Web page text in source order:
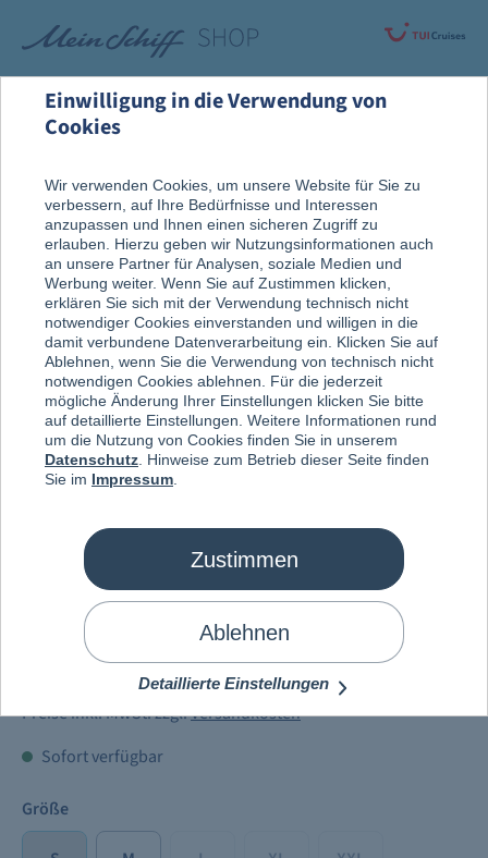
Rund um die Kreuzfahrt
Vor der Reise
Reise, Ausflug & An Bord
Mein Schiff®Herren Sweatjacke
dunkelblau
Preise inkl. MwSt. zzgl.Versandkosten
Sofort verfügbar
Größe
Einwilligung in die Verwendung von
Cookies
Wir verwenden Cookies, um unsere Website für Sie zu
verbessern, auf Ihre Bedürfnisse und Interessen
anzupassen und Ihnen einen sicheren Zugriff zu
erlauben. Hierzu geben wir Nutzungsinformationen auch
an unsere Partner für Analysen, soziale Medien und
Werbung weiter. Wenn Sie auf Zustimmen klicken,
erklären Sie sich mit der Verwendung technisch nicht
notwendiger Cookies einverstanden und willigen in die
damit verbundene Datenverarbeitung ein. Klicken Sie auf
Ablehnen, wenn Sie die Verwendung von technisch nicht
notwendigen Cookies ablehnen. Für die jederzeit
mögliche Änderung Ihrer Einstellungen klicken Sie bitte
auf detaillierte Einstellungen. Weitere Informationen rund
um die Nutzung von Cookies finden Sie in unserem
Datenschutz . Hinweise zum Betrieb dieser Seite finden
Sie im Impressum
Zustimmen
Ablehnen
Detaillierte Einstellungen